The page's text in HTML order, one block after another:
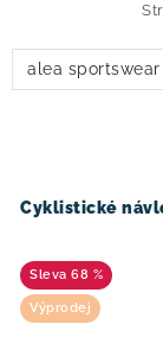
s
p
u
t
ů
n
í
d
k
t
alea sportswear
Cyklistické
68 %
Výprodej